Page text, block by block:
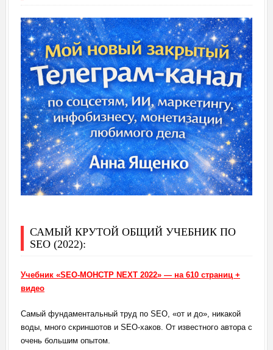
САМЫЙ КРУТОЙ ОБЩИЙ УЧЕБНИК ПО
SEO (2022):
Учебник «SEO-МОНСТР NEXT 2022» — на 610 страниц +
видео
Самый фундаментальный труд по SEO, «от и до», никакой
воды, много скриншотов и SEO-хаков. От известного автора с
очень большим опытом.